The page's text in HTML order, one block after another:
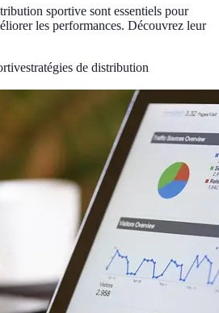
sportive sont essentiels pour
les performances. Découvrez leur
stratégies de distribution